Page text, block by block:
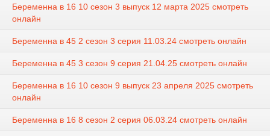
Беременна в 16 10 сезон 3 выпуск 12 марта 2025 смотреть
онлайн
Беременна в 45 2 сезон 3 серия 11.03.24 смотреть онлайн
Беременна в 45 3 сезон 9 серия 21.04.25 смотреть онлайн
Беременна в 16 10 сезон 9 выпуск 23 апреля 2025 смотреть
онлайн
Беременна в 16 8 сезон 2 серия 06.03.24 смотреть онлайн